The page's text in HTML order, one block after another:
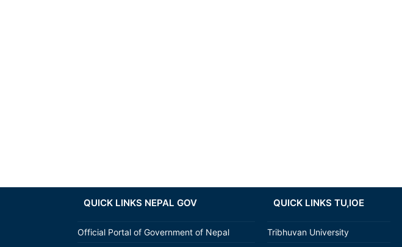
QUICK LINKS NEPAL GOV
Official Portal of Government of Nepal
QUICK LINKS TU,IOE
Tribhuvan University